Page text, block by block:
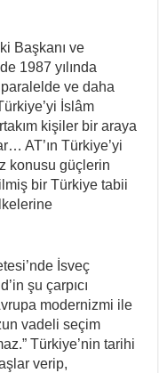
Başkanı ve
1987 yılında
paralelde ve daha
İslâm
kişiler bir araya
AT’ın Türkiye’yi
konusu güçlerin
bir Türkiye tabii
İsveç
şu çarpıcı
modernizmi ile
vadeli seçim
Türkiye’nin tarihi
verip,